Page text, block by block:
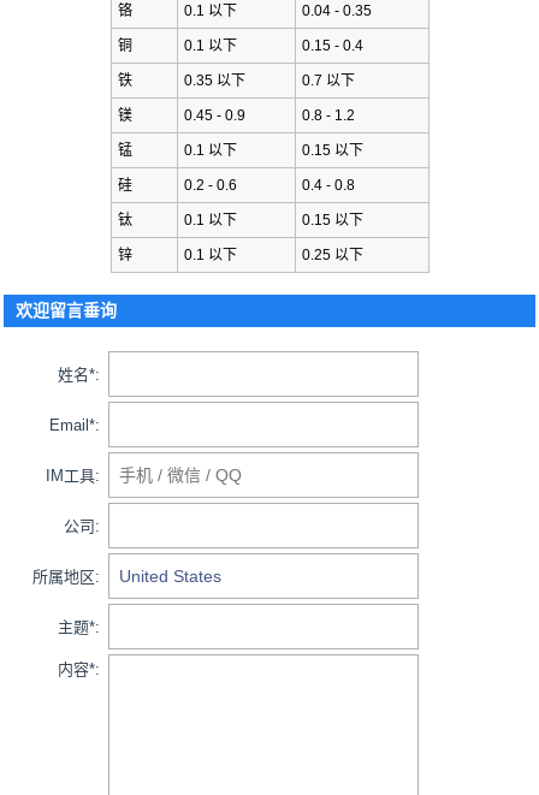
铬 0.1 以下 0.04 - 0.35
铜 0.1 以下 0.15 - 0.4
铁 0.35 以下 0.7 以下
镁 0.45 - 0.9 0.8 - 1.2
锰 0.1 以下 0.15 以下
硅 0.2 - 0.6 0.4 - 0.8
钛 0.1 以下 0.15 以下
锌 0.1 以下 0.25 以下
欢迎留言垂询
姓名*:
Email*:
IM工具:
公司:
所属地区:
主题*:
内容*: